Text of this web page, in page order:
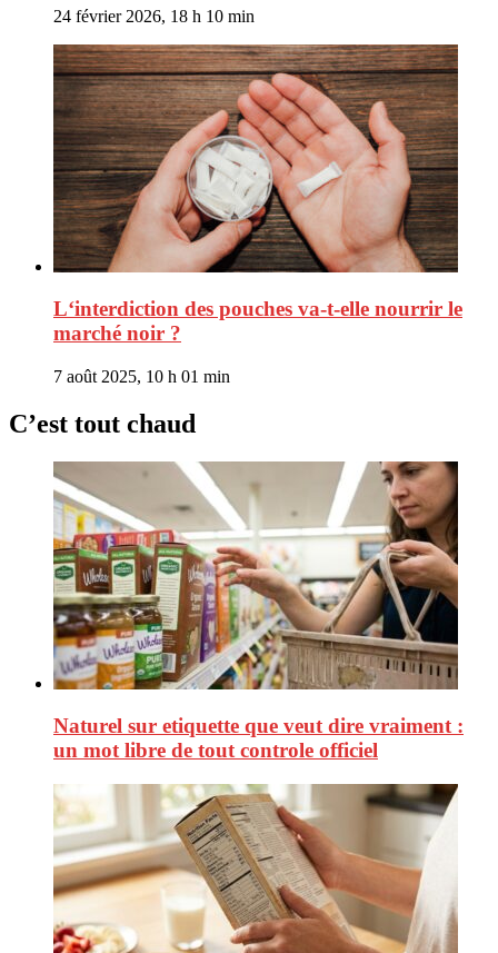
24 février 2026, 18 h 10 min
L‘interdiction des pouches va-t-elle nourrir le
marché noir ?
7 août 2025, 10 h 01 min
C’est tout chaud
Naturel sur etiquette que veut dire vraiment :
un mot libre de tout controle officiel